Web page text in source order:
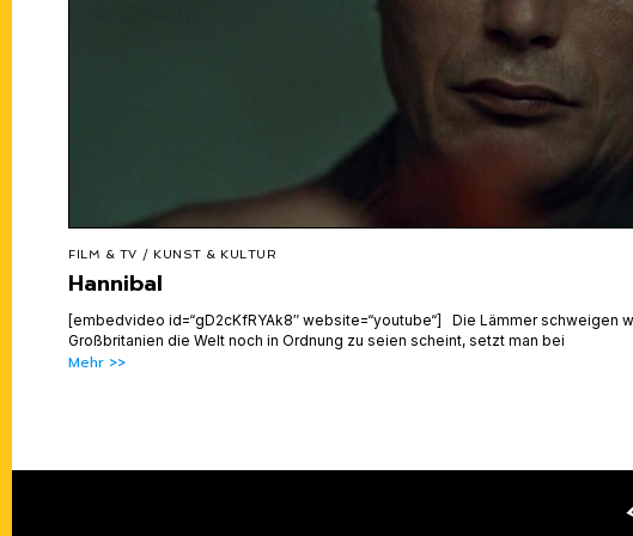
FILM & TV / KUNST & KULTUR
Hannibal
[embedvideo id=“gD2cKfRYAk8″ website=“youtube“] Die Lämmer schweigen
Großbritanien die Welt noch in Ordnung zu seien scheint, setzt man bei
Mehr >>